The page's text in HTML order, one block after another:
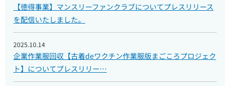
【徳得事業】マンスリーファンクラブについてプレスリリース
を配信いたしました。
2025.10.14
企業作業服回収【古着deワクチン作業服版まごころプロジェク
ト】についてプレスリリー…